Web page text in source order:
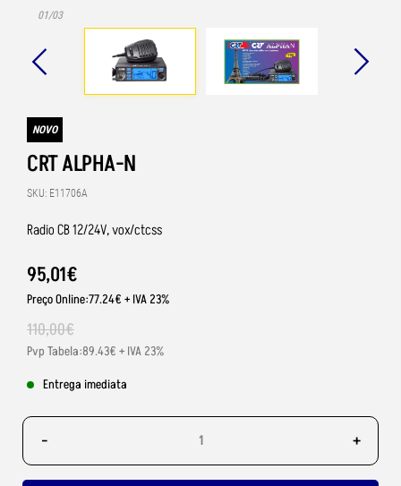
01/03
NOVO
CRT ALPHA-N
SKU: E11706A
Radio CB 12/24V, vox/ctcss
95,01€
Preço Online:77.24€ + IVA 23%
110,00€
Pvp Tabela:89.43€ + IVA 23%
Entrega imediata
- +